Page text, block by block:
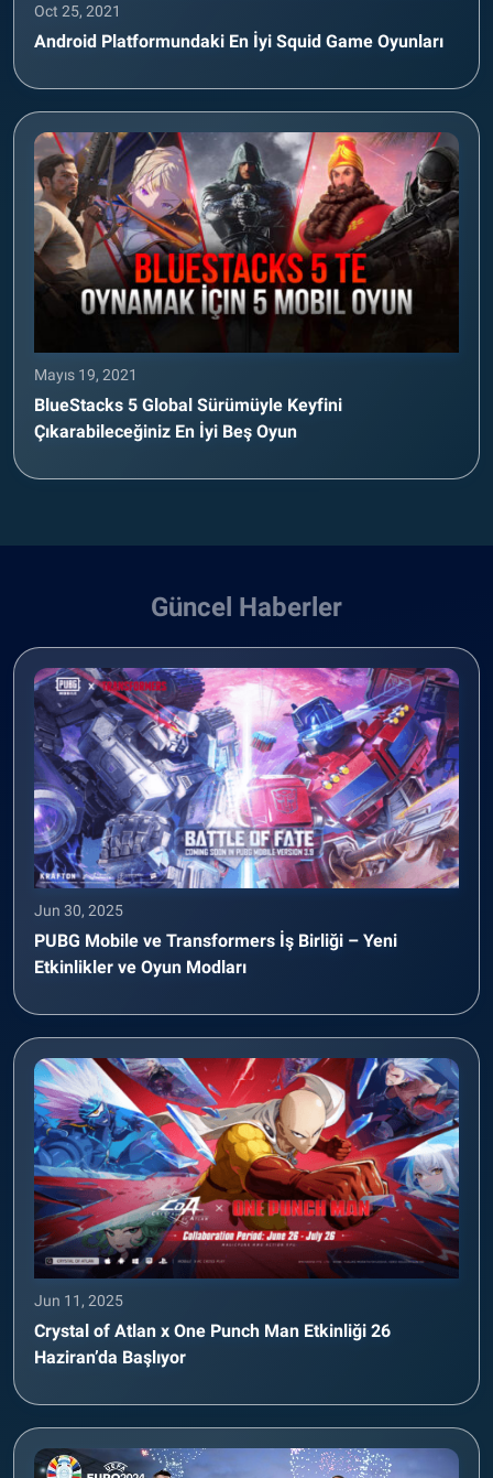
Oct 25, 2021
Android Platformundaki En İyi Squid Game Oyunları
Mayıs 19, 2021
BlueStacks 5 Global Sürümüyle Keyfini
Çıkarabileceğiniz En İyi Beş Oyun
Güncel Haberler
Jun 30, 2025
PUBG Mobile ve Transformers İş Birliği – Yeni
Etkinlikler ve Oyun Modları
Jun 11, 2025
Crystal of Atlan x One Punch Man Etkinliği 26
Haziran’da Başlıyor